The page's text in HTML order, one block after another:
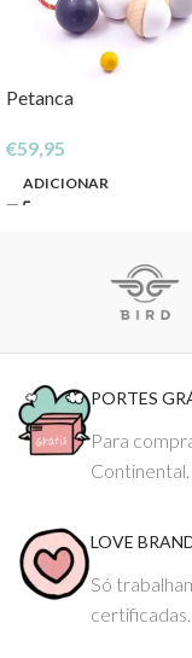
Petanca
€59,95
ADICIONAR
PORTES
Para
Continental.
LOVE
Só
certificadas.